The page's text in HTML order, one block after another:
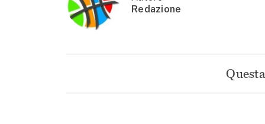
Redazione